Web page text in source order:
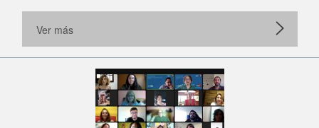
Ver más